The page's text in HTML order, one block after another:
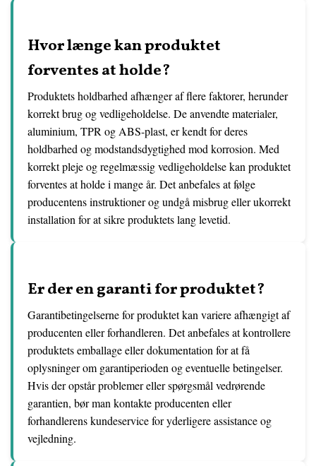
Hvor længe kan produktet
forventes at holde?
Produktets holdbarhed afhænger af flere faktorer, herunder
korrekt brug og vedligeholdelse. De anvendte materialer,
aluminium, TPR og ABS-plast, er kendt for deres
holdbarhed og modstandsdygtighed mod korrosion. Med
korrekt pleje og regelmæssig vedligeholdelse kan produktet
forventes at holde i mange år. Det anbefales at følge
producentens instruktioner og undgå misbrug eller ukorrekt
installation for at sikre produktets lang levetid.
Er der en garanti for produktet?
Garantibetingelserne for produktet kan variere afhængigt af
producenten eller forhandleren. Det anbefales at kontrollere
produktets emballage eller dokumentation for at få
oplysninger om garantiperioden og eventuelle betingelser.
Hvis der opstår problemer eller spørgsmål vedrørende
garantien, bør man kontakte producenten eller
forhandlerens kundeservice for yderligere assistance og
vejledning.